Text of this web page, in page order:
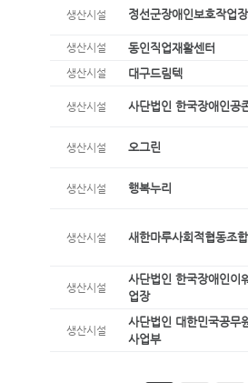
생산시설 정선군장애인보호작업장
생산시설 동인직업재활센터
생산시설 대구드림텍
생산시설 사단법인 한국장애인공
생산시설 오그린
생산시설 행복누리
생산시설 새한마루사회적협동조
생산시설
사단법인 한국장애인이
업장
생산시설
사단법인 대한민국공무
사업부